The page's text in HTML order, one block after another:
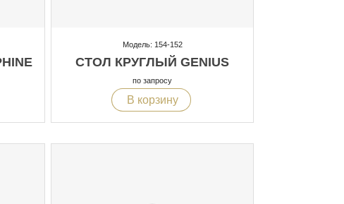
Модель: 154-152
СТОЛ КРУГЛЫЙ GENIUS
по запросу
В корзину